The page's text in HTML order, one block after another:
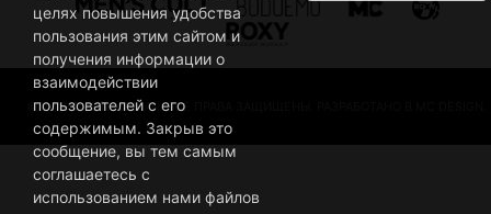
© 2019 BUSINESSMAN. ВСЕ ПРАВА ЗАЩИЩЕНЫ. РАЗРАБОТАНО В MC DESIGN.
целях повышения удобства
пользования этим сайтом и
получения информации о
взаимодействии
пользователей с его
содержимым. Закрыв это
сообщение, вы тем самым
соглашаетесь с
использованием нами файлов